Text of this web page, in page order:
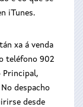
iTunes.
xa á venda
teléfono 902
Principal,
despacho
desde